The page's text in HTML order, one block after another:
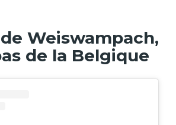
Weiswampach,
de la Belgique